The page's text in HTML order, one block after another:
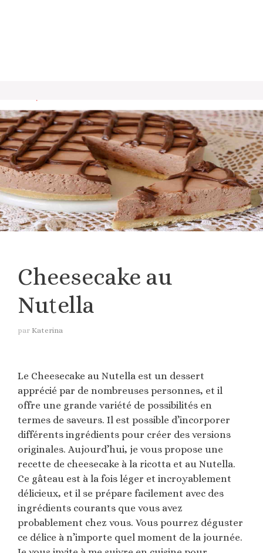
Cheesecake au
Nutella
par Katerina
Le Cheesecake au Nutella est un dessert
apprécié par de nombreuses personnes, et il
offre une grande variété de possibilités en
termes de saveurs. Il est possible d’incorporer
différents ingrédients pour créer des versions
originales. Aujourd’hui, je vous propose une
recette de cheesecake à la ricotta et au Nutella.
Ce gâteau est à la fois léger et incroyablement
délicieux, et il se prépare facilement avec des
ingrédients courants que vous avez
probablement chez vous. Vous pourrez déguster
ce délice à n’importe quel moment de la journée.